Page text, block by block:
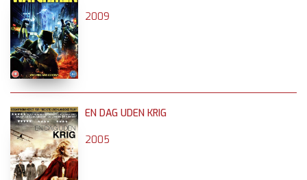
2009
EN DAG UDEN KRIG
2005